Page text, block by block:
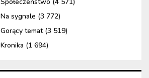
Na sygnale (3 772)
Gorący temat(3 519)
Kronika (1 694)